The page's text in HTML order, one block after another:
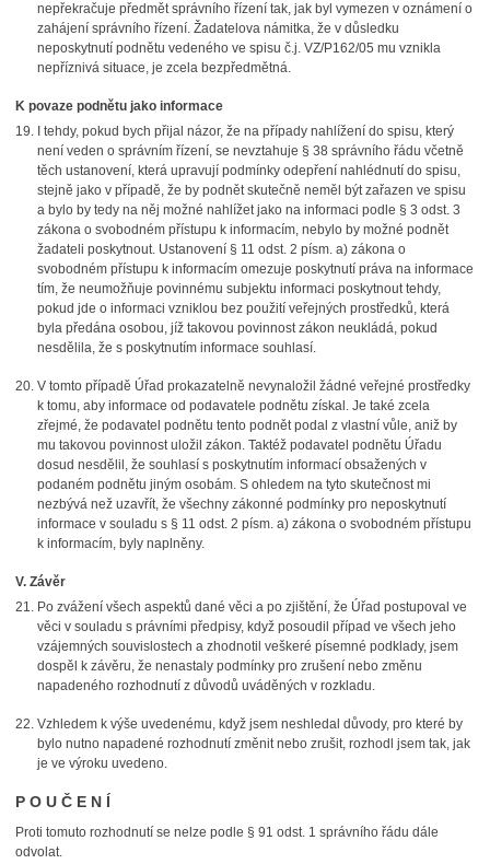
nepřekračuje předmět správního řízení tak, jak byl vymezen v oznámení o
zahájení správního řízení. Žadatelova námitka, že v důsledku
neposkytnutí podnětu vedeného ve spisu č.j. VZ/P162/05 mu vznikla
nepříznivá situace, je zcela bezpředmětná.
K povaze podnětu jako informace
I tehdy, pokud bych přijal názor, že na případy nahlížení do spisu, který
není veden o správním řízení, se nevztahuje § 38 správního řádu včetně
těch ustanovení, která upravují podmínky odepření nahlédnutí do spisu,
stejně jako v případě, že by podnět skutečně neměl být zařazen ve spisu
a bylo by tedy na něj možné nahlížet jako na informaci podle § 3 odst. 3
zákona o svobodném přístupu k informacím, nebylo by možné podnět
žadateli poskytnout. Ustanovení § 11 odst. 2 písm. a) zákona o
svobodném přístupu k informacím omezuje poskytnutí práva na informace
tím, že neumožňuje povinnému subjektu informaci poskytnout tehdy,
pokud jde o informaci vzniklou bez použití veřejných prostředků, která
byla předána osobou, jíž takovou povinnost zákon neukládá, pokud
nesdělila, že s poskytnutím informace souhlasí.
V tomto případě Úřad prokazatelně nevynaložil žádné veřejné prostředky
k tomu, aby informace od podavatele podnětu získal. Je také zcela
zřejmé, že podavatel podnětu tento podnět podal z vlastní vůle, aniž by
mu takovou povinnost uložil zákon. Taktéž podavatel podnětu Úřadu
dosud nesdělil, že souhlasí s poskytnutím informací obsažených v
podaném podnětu jiným osobám. S ohledem na tyto skutečnost mi
nezbývá než uzavřít, že všechny zákonné podmínky pro neposkytnutí
informace v souladu s § 11 odst. 2 písm. a) zákona o svobodném přístupu
k informacím, byly naplněny.
V. Závěr
Po zvážení všech aspektů dané věci a po zjištění, že Úřad postupoval ve
věci v souladu s právními předpisy, když posoudil případ ve všech jeho
vzájemných souvislostech a zhodnotil veškeré písemné podklady, jsem
dospěl k závěru, že nenastaly podmínky pro zrušení nebo změnu
napadeného rozhodnutí z důvodů uváděných v rozkladu.
Vzhledem k výše uvedenému, když jsem neshledal důvody, pro které by
bylo nutno napadené rozhodnutí změnit nebo zrušit, rozhodl jsem tak, jak
je ve výroku uvedeno.
P O U Č E N Í
Proti tomuto rozhodnutí se nelze podle § 91 odst. 1 správního řádu dále
odvolat.